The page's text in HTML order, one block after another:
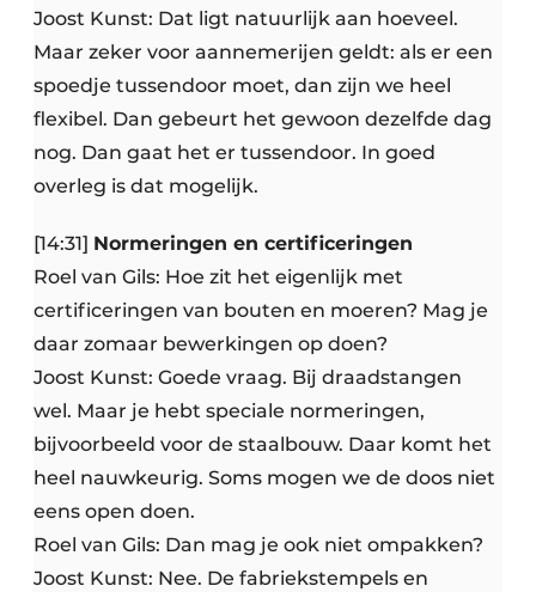
Joost Kunst: Dat ligt natuurlijk aan hoeveel.
Maar zeker voor aannemerijen geldt: als er een
spoedje tussendoor moet, dan zijn we heel
flexibel. Dan gebeurt het gewoon dezelfde dag
nog. Dan gaat het er tussendoor. In goed
overleg is dat mogelijk.
[14:31] Normeringen en certificeringen
Roel van Gils: Hoe zit het eigenlijk met
certificeringen van bouten en moeren? Mag je
daar zomaar bewerkingen op doen?
Joost Kunst: Goede vraag. Bij draadstangen
wel. Maar je hebt speciale normeringen,
bijvoorbeeld voor de staalbouw. Daar komt het
heel nauwkeurig. Soms mogen we de doos niet
eens open doen.
Roel van Gils: Dan mag je ook niet ompakken?
Joost Kunst: Nee. De fabriekstempels en